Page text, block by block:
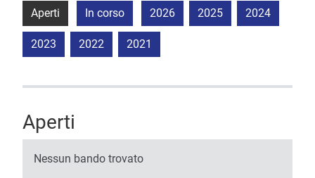
Aperti In corso 2026 2025 2024
2023 2022 2021
Aperti
Nessun bando trovato